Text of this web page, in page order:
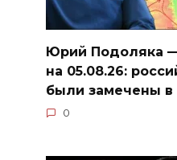
Юрий Подоляка
на 05.08.26:
были замечены в
0